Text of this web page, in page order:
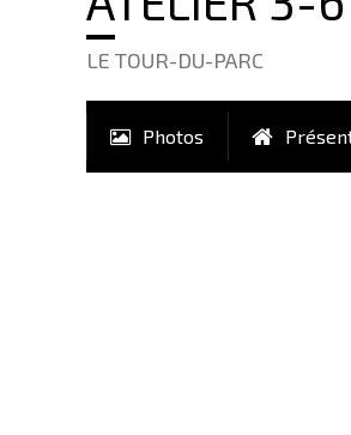
LE TOUR-DU-PARC
Photos